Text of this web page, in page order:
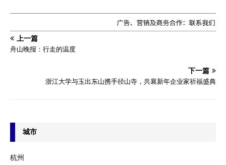
上一篇
舟山晚报：行走的温度
下一篇
浙江大学与玉出东山携手径山寺，共襄新年企业家祈福盛典
城市
杭州